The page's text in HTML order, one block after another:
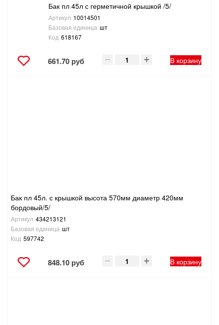
Бак пл 45л с герметичной крышкой /5/
Артикул 10014501
Базовая единица шт
Код 618167
661.70 руб В корзину
Бак пл 45л. с крышкой высота 570мм диаметр 420мм
бордовый/5/
Артикул 434213121
Базовая единица шт
Код 597742
848.10 руб В корзину